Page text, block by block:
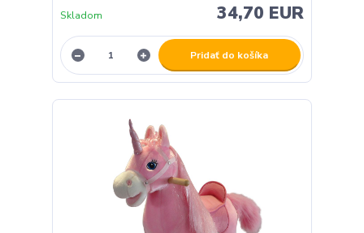
34,70 EUR
Skladom
Pridať do košíka